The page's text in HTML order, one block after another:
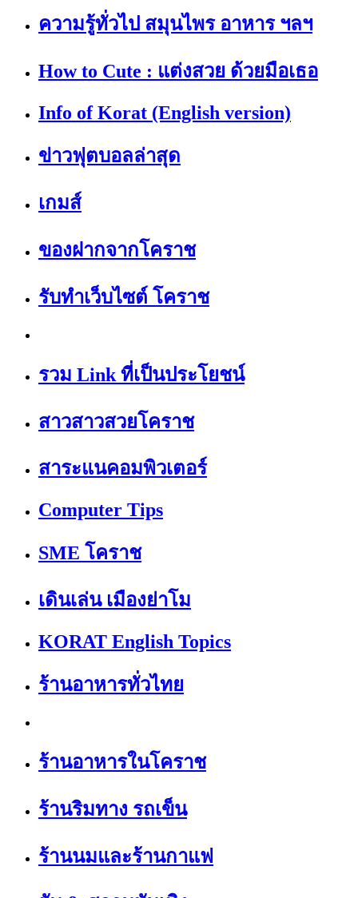
ความรู้ทั่วไป สมุนไพร อาหาร ฯลฯ
How to Cute : แต่งสวย ด้วยมือเธอ
Info of Korat (English version)
ข่าวฟุตบอลล่าสุด
เกมส์
ของฝากจากโคราช
รับทำเว็บไซต์ โคราช
รวม Link ที่เป็นประโยชน์
สาวสาวสวยโคราช
สาระแนคอมพิวเตอร์
Computer Tips
SME โคราช
เดินเล่น เมืองย่าโม
KORAT English Topics
ร้านอาหารทั่วไทย
ร้านอาหารในโคราช
ร้านริมทาง รถเข็น
ร้านนมและร้านกาแฟ